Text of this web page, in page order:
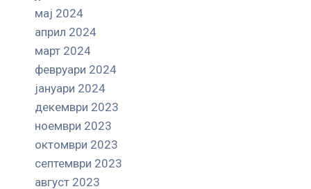
мај 2024
април 2024
март 2024
февруари 2024
јануари 2024
декември 2023
ноември 2023
октомври 2023
септември 2023
август 2023